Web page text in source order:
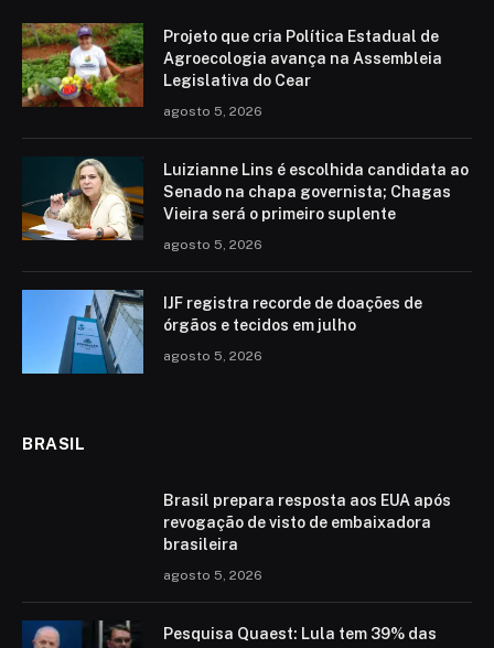
Projeto que cria Política Estadual de
Agroecologia avança na Assembleia
Legislativa do Cear
agosto 5, 2026
Luizianne Lins é escolhida candidata ao
Senado na chapa governista; Chagas
Vieira será o primeiro suplente
agosto 5, 2026
IJF registra recorde de doações de
órgãos e tecidos em julho
agosto 5, 2026
BRASIL
Brasil prepara resposta aos EUA após
revogação de visto de embaixadora
brasileira
agosto 5, 2026
Pesquisa Quaest: Lula tem 39% das